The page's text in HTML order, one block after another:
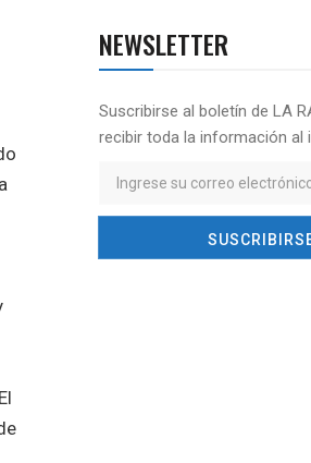
NEWSLETTER
Suscribirse al boletín de LA
recibir toda la información al